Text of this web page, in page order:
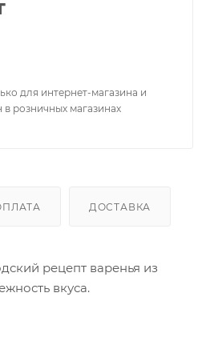
для интернет-магазина и
в розничных магазинах
ДОСТАВКА
рецепт варенья из
вкуса.